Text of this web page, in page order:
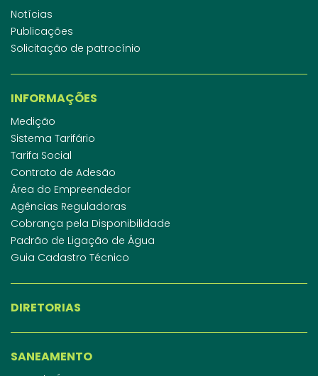
Notícias
Publicações
Solicitação de patrocínio
INFORMAÇÕES
Medição
Sistema Tarifário
Tarifa Social
Contrato de Adesão
Área do Empreendedor
Agências Reguladoras
Cobrança pela Disponibilidade
Padrão de Ligação de Água
Guia Cadastro Técnico
DIRETORIAS
SANEAMENTO